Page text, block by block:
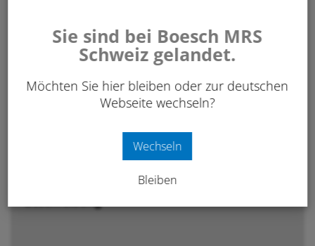
+ IN DEN WARENKORB
Sie sind bei Boesch MRS
Schweiz gelandet.
Möchten Sie hier bleiben oder zur deutschen
Webseite wechseln?
Wechseln
Bleiben